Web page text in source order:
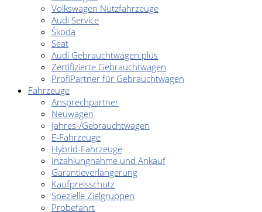
Volkswagen Nutzfahrzeuge
Audi Service
Škoda
Seat
Audi Gebrauchtwagen:plus
Zertifizierte Gebrauchtwagen
ProfiPartner für Gebrauchtwagen
Fahrzeuge
Ansprechpartner
Neuwagen
Jahres-/Gebrauchtwagen
E-Fahrzeuge
Hybrid-Fahrzeuge
Inzahlungnahme und Ankauf
Garantieverlängerung
Kaufpreisschutz
Spezielle Zielgruppen
Probefahrt